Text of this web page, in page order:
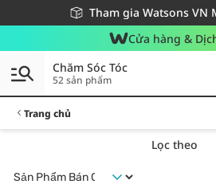
Tham gia Watsons VN
Miễn phí giao hàng cho
Giao hàng nhanh 24h - Áp dụng
Cửa hàng &
Chăm Sóc Tóc
52 sản phẩm
Trang chủ
Lọc theo